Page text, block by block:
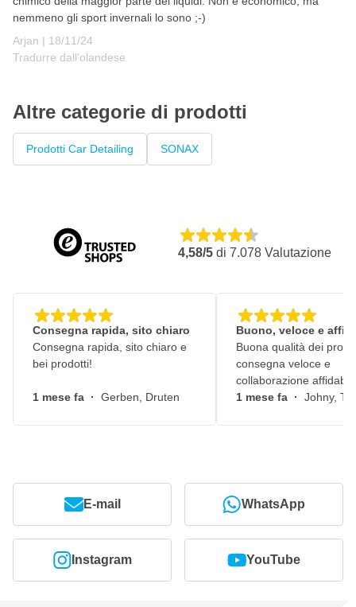
nemmeno gli sport invernali lo sono ;-)
Arjan | 18 novembre 2024
18/11/24
Tradurre dall'olandese
Altre categorie di prodotti
Prodotti Car Detailing SONAX
4,58/5 di 7.078 Valutazione
Consegna rapida, sito chiaro
Consegna rapida, sito chiaro e
bei prodotti!
1 mese fa · Gerben, Druten
Buono, veloce e
Buona qualità dei
consegna veloce e
collaborazione
1 mese fa · Johny,
E-mail WhatsApp
Instagram YouTube